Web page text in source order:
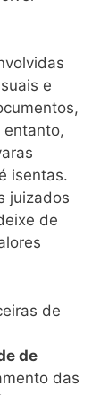
e
entanto,
isentas.
juizados
de
de
de
das